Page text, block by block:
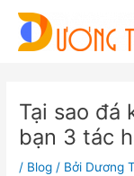
Tại sao đá
bạn 3 tác
/ Blog / Bởi Dương
viết